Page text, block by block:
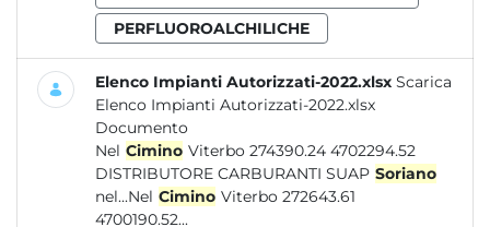
PERFLUOROALCHILICHE
Elenco Impianti Autorizzati-2022.xlsx Scarica
Elenco Impianti Autorizzati-2022.xlsx
Documento
Nel Cimino Viterbo 274390.24 4702294.52
DISTRIBUTORE CARBURANTI SUAP Soriano
nel...Nel Cimino Viterbo 272643.61
4700190.52...